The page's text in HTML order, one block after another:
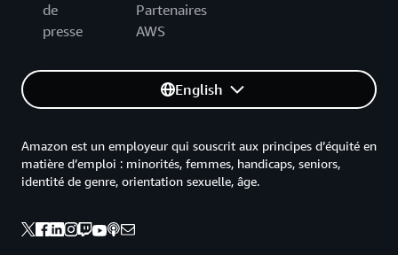
de
presse
Partenaires
AWS
English
Amazon est un employeur qui souscrit aux principes d’équité en
matière d’emploi : minorités, femmes, handicaps, seniors,
identité de genre, orientation sexuelle, âge.